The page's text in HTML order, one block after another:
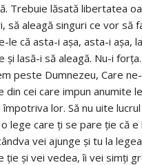
Trebuie lăsată libertatea
să aleagă singuri ce vor să
le că asta-i aşa, asta-i aşa,
şi lasă-i să aleagă. Nu-i
peste Dumnezeu, Care
din cei care impun anumite
lor. Să nu uite
lege care ţi se pare ţie că e
vei ajunge şi tu la
ţie şi vei vedea, îi vei simţi